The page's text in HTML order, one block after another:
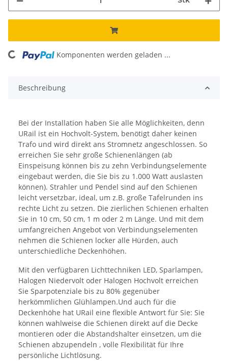
Komponenten werden geladen ...
Beschreibung
Bei der Installation haben Sie alle Möglichkeiten, denn
URail ist ein Hochvolt-System, benötigt daher keinen
Trafo und wird direkt ans Stromnetz angeschlossen. So
erreichen Sie sehr große Schienenlängen (ab
Einspeisung können bis zu zehn Verbindungselemente
eingebaut werden, die Sie bis zu 1.000 Watt auslasten
können). Strahler und Pendel sind auf den Schienen
leicht versetzbar, ideal, um z.B. große Tafelrunden ins
rechte Licht zu setzen. Die zierlichen Schienen erhalten
Sie in 10 cm, 50 cm, 1 m oder 2 m Länge. Und mit dem
umfangreichen Angebot von Verbindungselementen
nehmen die Schienen locker alle Hürden, auch
unterschiedliche Deckenhöhen.
Mit den verfügbaren Lichttechniken LED, Sparlampen,
Halogen Niedervolt oder Halogen Hochvolt erreichen
Sie Sparpotenziale bis zu 80% gegenüber
herkömmlichen Glühlampen.Und auch für die
Deckenhöhe hat URail eine flexible Antwort für Sie: Sie
können wahlweise die Schienen direkt auf die Decke
montieren oder die Abstandshalter einsetzen, um die
Schienen abzupendeln , volle Flexibilität für Ihre
persönliche Lichtlösung.